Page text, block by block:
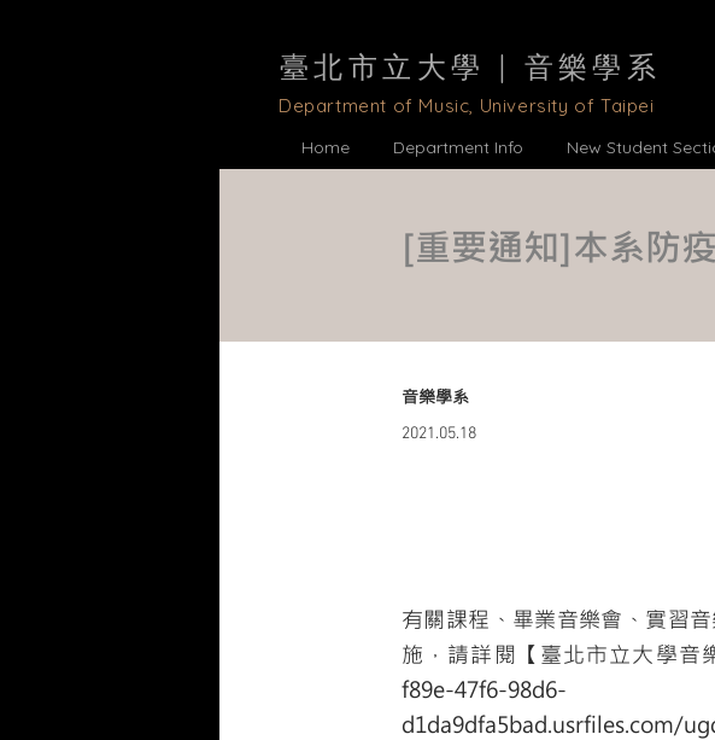
Department of Music, University of Taipei
臺北市立大學 | 音樂學 系
Home Department Info New Student
[重要通知]本系防
音樂學系
2021.05.18
有關課程、畢業音樂會、實習
施，請詳閱【臺北市立大學音
f89e-47f6-98d6-
d1da9dfa5bad.usrfiles.com/